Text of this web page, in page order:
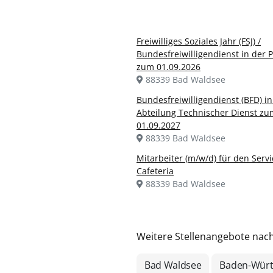
Freiwilliges Soziales Jahr (FSJ) /
Bundesfreiwilligendienst in der
zum 01.09.2026
88339 Bad Waldsee
Bundesfreiwilligendienst (BFD)
Abteilung Technischer Dienst
01.09.2027
88339 Bad Waldsee
Mitarbeiter (m/w/d) für den
Cafeteria
88339 Bad Waldsee
Weitere Stellenangebote
Bad Waldsee Baden-